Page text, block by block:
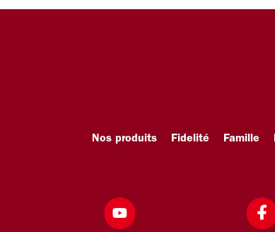
Nos produits Fidelité Famille